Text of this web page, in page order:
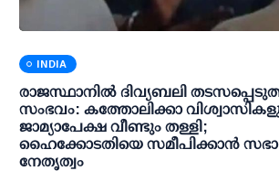
INDIA
രാജസ്ഥാനിൽ ദിവ്യബലി
സംഭവം: കത്തോലിക്കാ
ജാമ്യാപേക്ഷ വീണ്ടും തള്ളി;
ഹൈക്കോടതിയെ സമീപിക്കാൻ സഭാ
നേതൃത്വം